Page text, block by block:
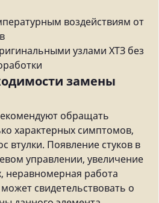
воздействиям от
узлами ХТЗ без
замены
обращать
характерных симптомов,
втулки. Появление стуков в
управлении, увеличение
неравномерная работа
свидетельствовать о